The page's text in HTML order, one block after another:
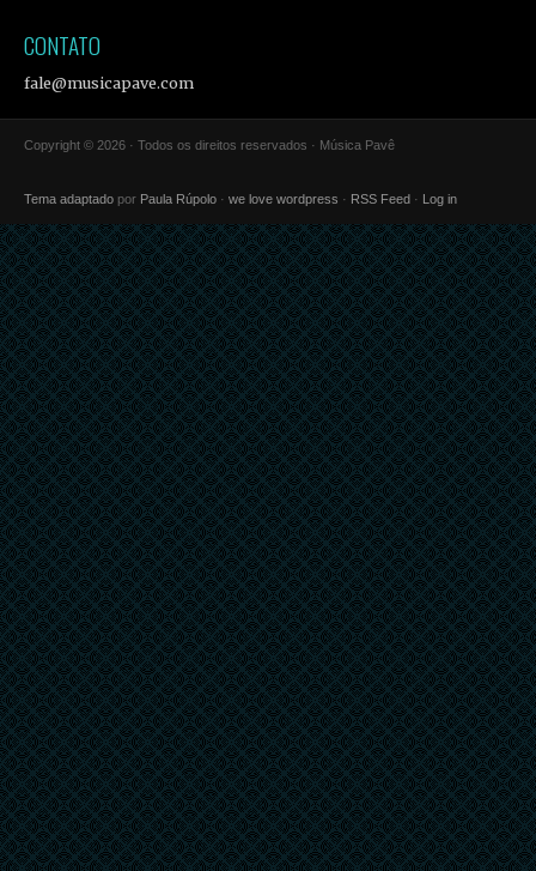
CONTATO
fale@musicapave.com
Copyright © 2026 · Todos os direitos reservados · Música Pavê
Tema adaptado por Paula Rúpolo · we love wordpress · RSS Feed · Log in